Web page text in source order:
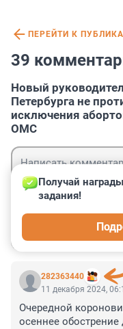
ПЕРЕЙТИ К
39
Новый
Петербурга не
исключения
ОМС
282363440
Получай
задания!
11 декабря 2024,
Очередной
осеннее